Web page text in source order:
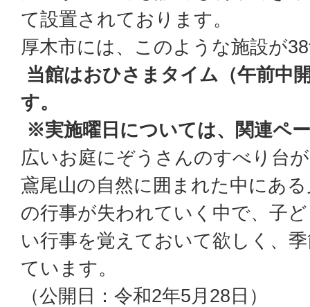
て設置されております。
厚木市には、このような施設が
当館はおひさまタイム（午前中
す。
※実施曜日については、関連ペ
広いお庭にぞうさんのすべり台
鳶尾山の自然に囲まれた中にあ
の行事が失われていく中で、子
い行事を覚えておいて欲しく、
ています。
（公開日：令和2年5月28日）